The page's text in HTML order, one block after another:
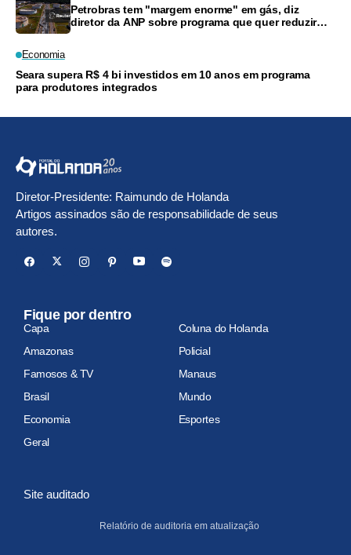
Petrobras tem "margem enorme" em gás, diz
diretor da ANP sobre programa que quer reduzir
Economia
Seara supera R$ 4 bi investidos em 10 anos em programa
para produtores integrados
Diretor-Presidente: Raimundo de Holanda
Artigos assinados são de responsabilidade de seus
autores.
Fique por dentro
Capa
Coluna do Holanda
Amazonas
Policial
Famosos & TV
Manaus
Brasil
Mundo
Economia
Esportes
Geral
Site auditado
Relatório de auditoria em atualização